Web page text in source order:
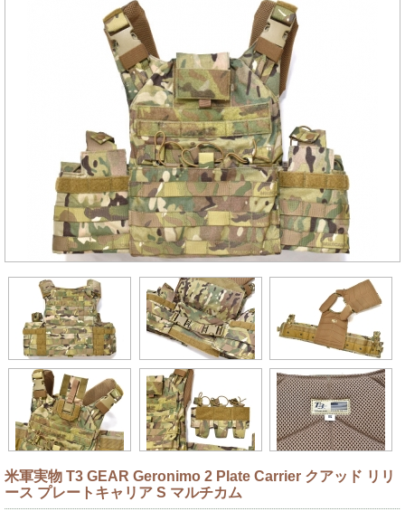
米軍実物 T3 GEAR Geronimo 2 Plate Carrier クアッド リリ
ース プレートキャリア S マルチカム